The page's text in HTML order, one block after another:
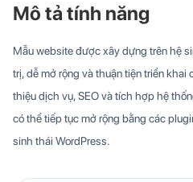
Mô tả tính năng
Mẫu website được xây dựng trên hệ
trị, dễ mở rộng và thuận tiện triển khai
thiệu dịch vụ, SEO và tích hợp hệ
có thể tiếp tục mở rộng bằng các
sinh thái WordPress.